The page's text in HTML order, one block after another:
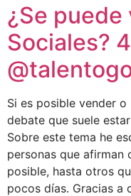
¿Se puede
Sociales?
Si es posible vender o
debate que suele
Sobre este tema he
personas que afirman
posible, hasta otros
pocos días. Gracias a